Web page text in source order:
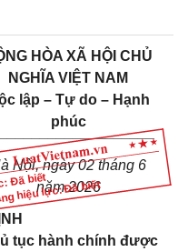
Đã biết
hiệu lực: Đã biết
HÒA XÃ HỘI CHỦ
NGHĨA VIỆT NAM
lập – Tự do – Hạnh
phúc
Nội, ngày 02 tháng 6
năm 2026
tục hành chính được